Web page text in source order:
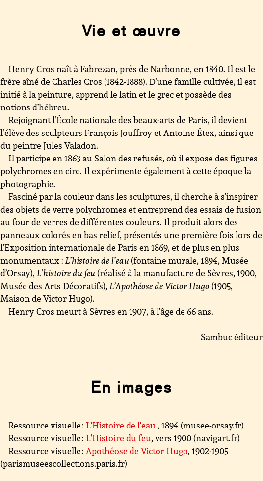
Vie et œuvre
Henry Cros naît à Fabrezan, près de Narbonne, en 1840. Il est le
frère aîné de Charles Cros (1842-1888). D’une famille cultivée, il est
initié à la peinture, apprend le latin et le grec et possède des
notions d’hébreu.
Rejoignant l’École nationale des beaux-arts de Paris, il devient
l’élève des sculpteurs François Jouffroy et Antoine Étex, ainsi que
du peintre Jules Valadon.
Il participe en 1863 au Salon des refusés, où il expose des figures
polychromes en cire. Il expérimente également à cette époque la
photographie.
Fasciné par la couleur dans les sculptures, il cherche à s’inspirer
des objets de verre polychromes et entreprend des essais de fusion
au four de verres de différentes couleurs. Il produit alors des
panneaux colorés en bas relief, présentés une première fois lors de
l’Exposition internationale de Paris en 1869, et de plus en plus
monumentaux :L’histoire de l’eau (fontaine murale, 1894, Musée
d’Orsay),L’histoire du feu (réalisé à la manufacture de Sèvres, 1900,
Musée des Arts Décoratifs),L’Apothéose de Victor Hugo (1905,
Maison de Victor Hugo).
Henry Cros meurt à Sèvres en 1907, à l’âge de 66 ans.
Sambuc éditeur
En images
Ressource visuelle :L'Histoire de l'eau , 1894 (musee-orsay.fr)
Ressource visuelle :L'Histoire du feu, vers 1900 (navigart.fr)
Ressource visuelle :Apothéose de Victor Hugo, 1902-1905
(parismuseescollections.paris.fr)